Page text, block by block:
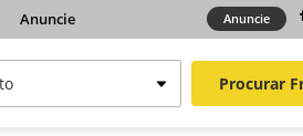
Anuncie Anuncie
Procurar